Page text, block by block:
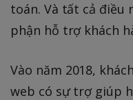
toán. Và tất cả điều
phận hỗ trợ khách
Vào năm 2018,
web có sự trợ giúp